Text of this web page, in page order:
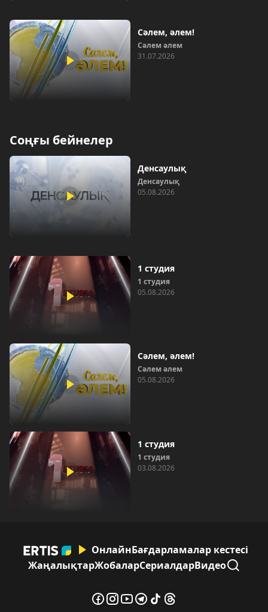
Сәлем, әлем!
Сәлем әлем
31.07.2026
Соңғы бейнелер
Денсаулық
Денсаулық
05.08.2026
1 студия
1 студия
05.08.2026
Сәлем, әлем!
Сәлем әлем
05.08.2026
1 студия
1 студия
03.08.2026
ОнлайнБағдарламалар кестесі
ЖаңалықтарЖобаларСериалдарВидео